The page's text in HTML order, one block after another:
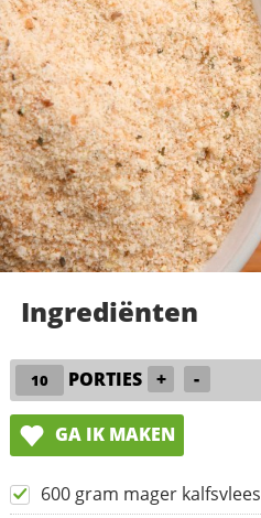
Ingrediënten
PORTIES + -
GA IK MAKEN
600 gram mager kalfsvlees